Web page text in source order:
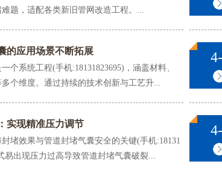
护栏支架 背贴式橡胶止
闭水试验气囊 闭水试验气
题，适配各类新旧管网改造工程。...
的应用场景不断拓展
个系统工程(手机:18131823695)，涵盖材料、
个维度。通过持续的技术创新与工艺升...
实现精准压力调节
堵效果与管道封堵气囊安全的关键(手机:18131
易出现压力过高导致管道封堵气囊破裂...